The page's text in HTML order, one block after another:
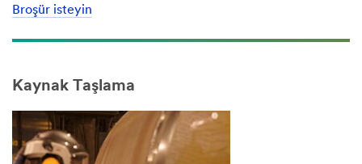
Broşür isteyin
Kaynak Taşlama